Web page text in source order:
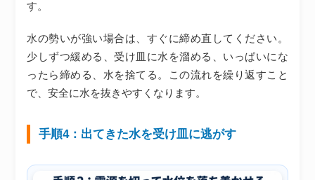
す。
水の勢いが強い場合は、すぐに締め直してください。
少しずつ緩める、受け皿に水を溜める、いっぱいにな
ったら締める、水を捨てる。この流れを繰り返すこと
で、安全に水を抜きやすくなります。
手順4：出てきた水を受け皿に逃がす